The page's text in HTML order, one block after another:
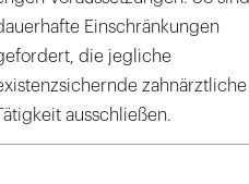
Einschränkungen
die jegliche
zahnärztliche
ausschließen.